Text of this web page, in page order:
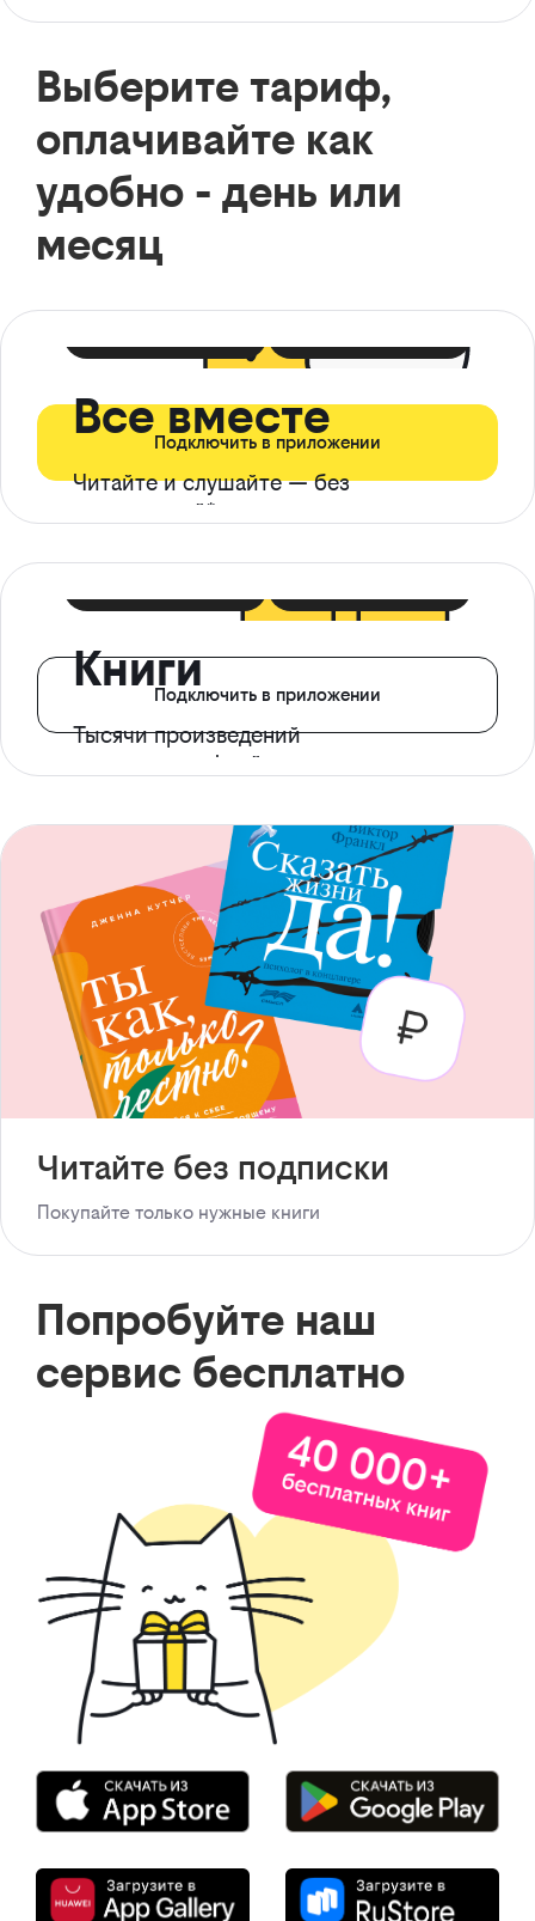
Выберите тариф,
оплачивайте как
удобно - день или
месяц
Все вместе
Читайте и слушайте — без
ограничений*
Подключить в приложении
Книги
Тысячи произведений
с доступом офлайн
Подключить в приложении
Читайте без подписки
Покупайте только нужные книги
Попробуйте наш
сервис бесплатно